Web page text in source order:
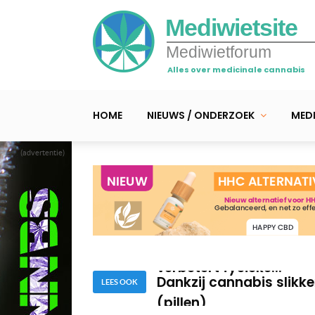
(advertentie)
Mediwietsite
Mediwietforum
Alles over medicinale cannabis
HOME NIEUWS / ONDERZOEK
LEES OOK
Wetenschappelijke
te bestrijden
Studie: Cannabis-
verbetert fysieke...
(pillen)
Wetenschappelijke
te bestrijden